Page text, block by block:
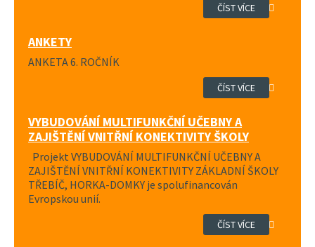
ČÍST VÍCE
ANKETY
ANKETA 6. ROČNÍK
ČÍST VÍCE
VYBUDOVÁNÍ MULTIFUNKČNÍ UČEBNY A
ZAJIŠTĚNÍ VNITŘNÍ KONEKTIVITY ŠKOLY
Projekt VYBUDOVÁNÍ MULTIFUNKČNÍ UČEBNY A
ZAJIŠTĚNÍ VNITŘNÍ KONEKTIVITY ZÁKLADNÍ ŠKOLY
TŘEBÍČ, HORKA-DOMKY je spolufinancován
Evropskou unií.
ČÍST VÍCE